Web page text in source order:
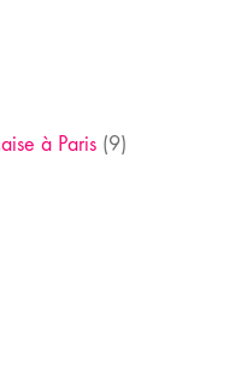
à Paris (9)